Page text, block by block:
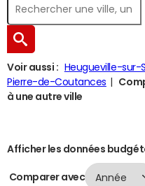
Voir aussi : Heugueville-sur-
Pierre-de-Coutances
à une autre ville
Afficher les données
Comparer avec